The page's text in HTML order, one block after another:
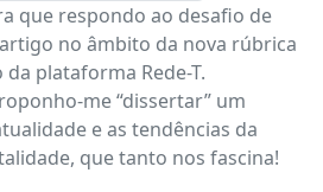
que respondo ao desafio de
no âmbito da nova rúbrica
da plataforma Rede-T.
me “dissertar” um
e as tendências da
que tanto nos fascina!